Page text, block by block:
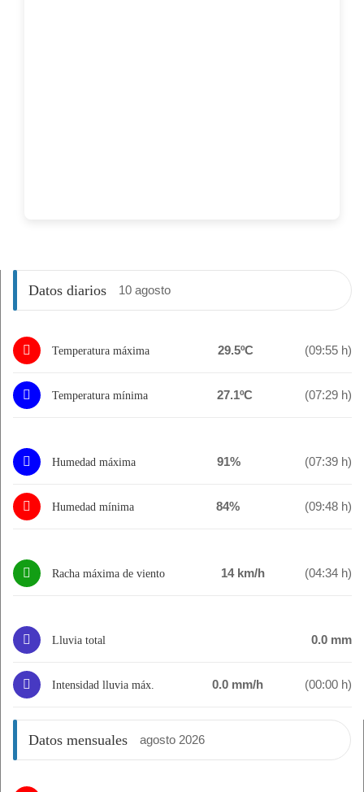
Datos diarios 10 agosto
Temperatura máxima 29.5ºC (09:55 h)
Temperatura mínima 27.1ºC (07:29 h)
Humedad máxima 91% (07:39 h)
Humedad mínima 84% (09:48 h)
Racha máxima de viento 14 km/h (04:34 h)
Lluvia total 0.0 mm
Intensidad lluvia máx. 0.0 mm/h (00:00 h)
Datos mensuales agosto 2026